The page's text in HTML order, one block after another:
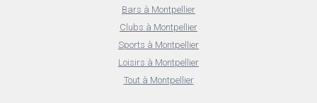
Bars à Montpellier
Clubs à Montpellier
Sports à Montpellier
Loisirs à Montpellier
Tout à Montpellier